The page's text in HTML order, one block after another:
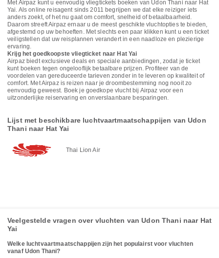
Met Airpaz kunt u eenvoudig vliegtickets boeken van Udon Thani naar Hat
Yai. Als online reisagent sinds 2011 begrijpen we dat elke reiziger iets
anders zoekt, of het nu gaat om comfort, snelheid of betaalbaarheid.
Daarom streeft Airpaz ernaar u de meest geschikte vluchtopties te bieden,
afgestemd op uw behoeften. Met slechts een paar klikken kunt u een ticket
veiligstellen dat uw reisplannen verandert in een naadloze en plezierige
ervaring.
Krijg het goedkoopste vliegticket naar Hat Yai
Airpaz biedt exclusieve deals en speciale aanbiedingen, zodat je ticket
kunt boeken tegen ongelooflijk betaalbare prijzen. Profiteer van de
voordelen van gereduceerde tarieven zonder in te leveren op kwaliteit of
comfort. Met Airpaz is reizen naar je droombestemming nog nooit zo
eenvoudig geweest. Boek je goedkope vlucht bij Airpaz voor een
uitzonderlijke reiservaring en onverslaanbare besparingen.
Lijst met beschikbare luchtvaartmaatschappijen van Udon
Thani naar Hat Yai
Thai Lion Air
Veelgestelde vragen over vluchten van Udon Thani naar Hat
Yai
Welke luchtvaartmaatschappijen zijn het populairst voor vluchten
vanaf Udon Thani?